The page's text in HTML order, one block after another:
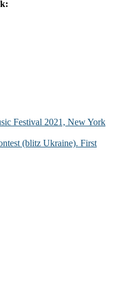
Festival 2021, New York
(blitz Ukraine). First